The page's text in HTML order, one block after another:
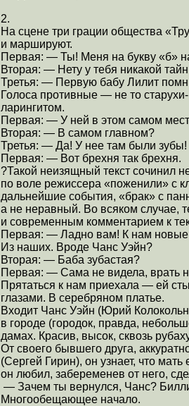
2.
На сцене три грации общества
и маршируют.
Первая: — Ты! Меня на букву «б»
Вторая: — Нету у тебя никакой
Третья: — Первую бабу Лилит
Голоса противные — не то
ларингитом.
Первая: — У ней в этом самом
Вторая: — В самом главном?
Третья: — Да! У нее там были зубы!
Первая: — Вот брехня так брехня.
?Такой неизящный текст сочинил
по воле режиссера «поженили» с
дальнейшие события, «брак» с
а не неравный. Во всяком случае,
и современным комментарием к
Первая: — Ладно вам! К нам новые
Из наших. Вроде Чанс Уэйн?
Вторая: — Баба зубастая?
Первая: — Сама не видела, врать
Прятаться к нам приехала — ей
глазами. В серебряном платье.
Входит Чанс Уэйн (Юрий
в городе (городок, правда,
дамах. Красив, высок, сквозь
От своего бывшего друга,
(Сергей Гирин), он узнает, что
он любил, забеременев от него,
— Зачем ты вернулся, Чанс?
Многообещающее начало.